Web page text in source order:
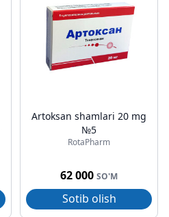
Artoksan shamlari 20 mg
№5
RotaPharm
62 000 SO'M
Sotib olish